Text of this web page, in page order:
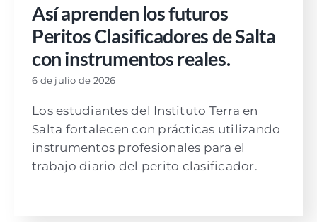
Así aprenden los futuros
Peritos Clasificadores de Salta
con instrumentos reales.
6 de julio de 2026
Los estudiantes del Instituto Terra en
Salta fortalecen con prácticas utilizando
instrumentos profesionales para el
trabajo diario del perito clasificador.